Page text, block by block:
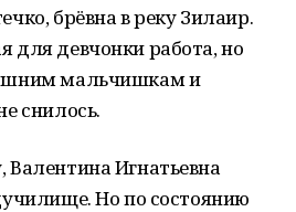
брёвна в реку Зилаир.
для девчонки работа, но
мальчишкам и
снилось.
Валентина Игнатьевна
Но по состоянию